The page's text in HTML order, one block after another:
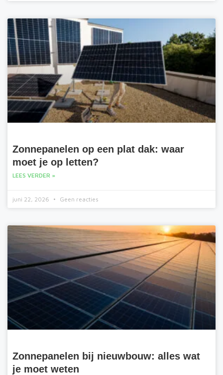
Zonnepanelen op een plat dak: waar
moet je op letten?
LEES VERDER »
juni 22, 2026 Geen reacties
Zonnepanelen bij nieuwbouw: alles wat
je moet weten